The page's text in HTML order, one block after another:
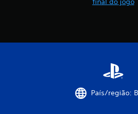
País/região: